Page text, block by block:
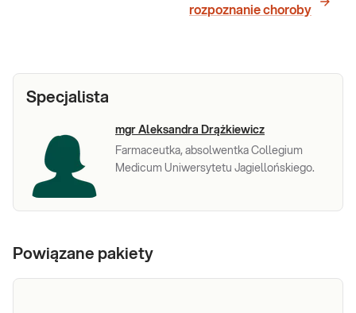
rozpoznanie choroby
Specjalista
mgr Aleksandra Drążkiewicz
Farmaceutka, absolwentka Collegium
Medicum Uniwersytetu Jagiellońskiego.
Powiązane pakiety